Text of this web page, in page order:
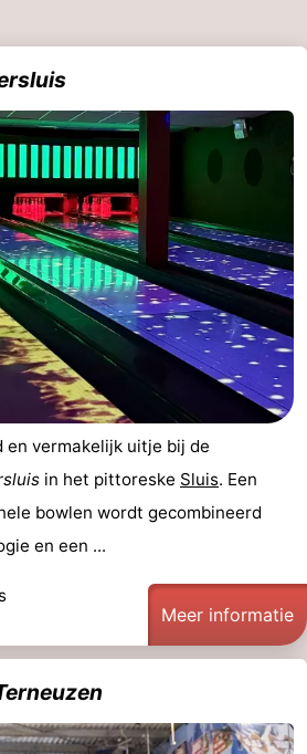
en vermakelijk uitje bij de
in het pittoreske Sluis. Een
bowlen wordt gecombineerd
en een ...
Meer informatie